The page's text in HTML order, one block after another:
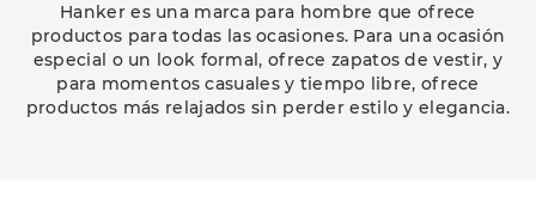
Hanker es una marca para hombre que ofrece
productos para todas las ocasiones. Para una ocasión
especial o un look formal, ofrece zapatos de vestir, y
para momentos casuales y tiempo libre, ofrece
productos más relajados sin perder estilo y elegancia.